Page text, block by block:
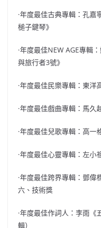
·年度最佳古典專輯：孔
槌子鍵琴》
·年度最佳NEW AGE專輯
與旅行者3號》
·年度最佳民樂專輯：東洋
·年度最佳戲曲專輯：馬久
·年度最佳兒歌專輯：高一
·年度最佳心靈專輯：左小
·年度最佳跨界專輯：鄧偉
六、技術獎
·年度最佳作詞人：李雨
輯）